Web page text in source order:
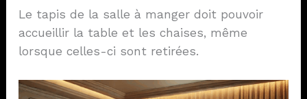
Le tapis de la salle à manger doit pouvoir
accueillir la table et les chaises, même
lorsque celles-ci sont retirées.